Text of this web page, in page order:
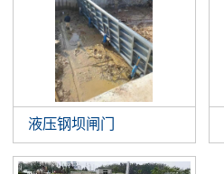
液压钢坝闸门